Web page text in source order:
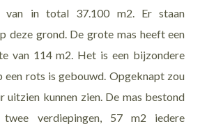
van in total 37.100 m2. Er staan
deze grond. De grote mas heeft een
van 114 m2. Het is een bijzondere
een rots is gebouwd. Opgeknapt zou
uitzien kunnen zien. De mas bestond
verdiepingen, 57 m2 iedere